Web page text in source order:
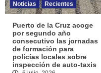
Noticias Recientes
Puerto de la Cruz acoge
por segundo año
consecutivo las jornadas
de formación para
policías locales sobre
inspección de auto-taxis